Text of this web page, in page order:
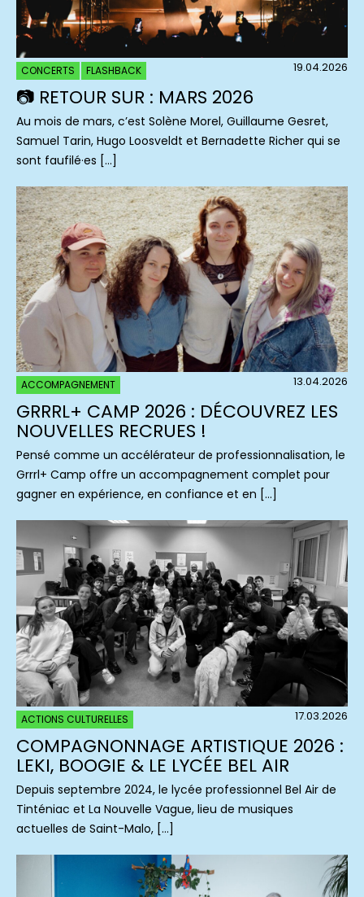
CONCERTS FLASHBACK 19.04.2026
📷 RETOUR SUR : MARS 2026
Au mois de mars, c’est Solène Morel, Guillaume Gesret,
Samuel Tarin, Hugo Loosveldt et Bernadette Richer qui se
sont faufilé·es […]
ACCOMPAGNEMENT 13.04.2026
GRRRL+ CAMP 2026 : DÉCOUVREZ LES
NOUVELLES RECRUES !
Pensé comme un accélérateur de professionnalisation, le
Grrrl+ Camp offre un accompagnement complet pour
gagner en expérience, en confiance et en […]
ACTIONS CULTURELLES 17.03.2026
COMPAGNONNAGE ARTISTIQUE 2026 :
LEKI, BOOGIE & LE LYCÉE BEL AIR
Depuis septembre 2024, le lycée professionnel Bel Air de
Tinténiac et La Nouvelle Vague, lieu de musiques
actuelles de Saint-Malo, […]